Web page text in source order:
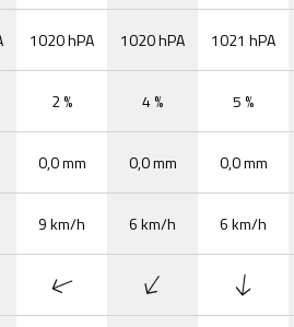
1020 hPA
2 %
0,0 mm
9 km/h
1020 hPA
4 %
0,0 mm
6 km/h
1021 hPA
5 %
0,0 mm
6 km/h